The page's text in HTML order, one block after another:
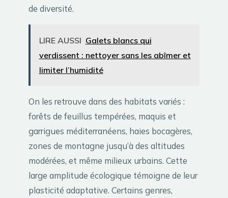
de diversité.
LIRE AUSSI Galets blancs qui
verdissent : nettoyer sans les abîmer et
limiter l’humidité
On les retrouve dans des habitats variés :
forêts de feuillus tempérées, maquis et
garrigues méditerranéens, haies bocagères,
zones de montagne jusqu’à des altitudes
modérées, et même milieux urbains. Cette
large amplitude écologique témoigne de leur
plasticité adaptative. Certains genres,